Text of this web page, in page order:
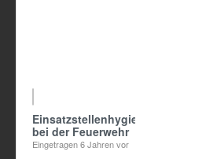
Einsatzstellenhygiene
bei der Feuerwehr
Eingetragen6 Jahren vor